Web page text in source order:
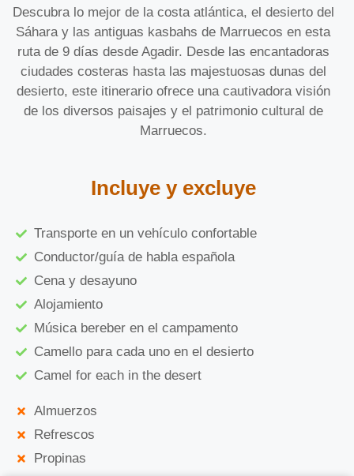
Descubra lo mejor de la costa atlántica, el desierto del
Sáhara y las antiguas kasbahs de Marruecos en esta
ruta de 9 días desde Agadir. Desde las encantadoras
ciudades costeras hasta las majestuosas dunas del
desierto, este itinerario ofrece una cautivadora visión
de los diversos paisajes y el patrimonio cultural de
Marruecos.
Incluye y excluye
Transporte en un vehículo confortable
Conductor/guía de habla española
Cena y desayuno
Alojamiento
Música bereber en el campamento
Camello para cada uno en el desierto
Camel for each in the desert
Almuerzos
Refrescos
Propinas